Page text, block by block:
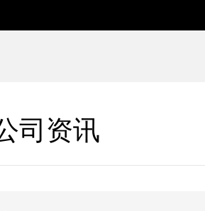
司资讯